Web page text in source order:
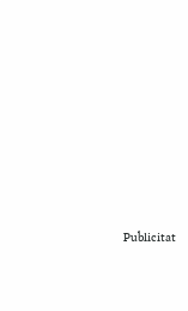
Publicitat